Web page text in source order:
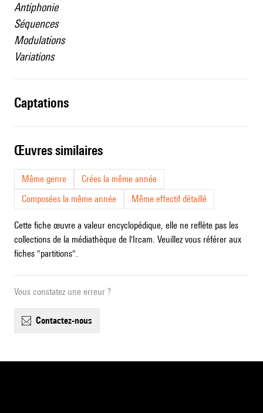
Antiphonie
Séquences
Modulations
Variations
captations
œuvres similaires
Même genre
Crées la même année
Composées la même année
Même effectif détaillé
Cette fiche œuvre a valeur encyclopédique, elle ne reflète pas les
collections de la médiathèque de l'Ircam. Veuillez vous référer aux
fiches "partitions".
Vous constatez une erreur ?
contactez-nous